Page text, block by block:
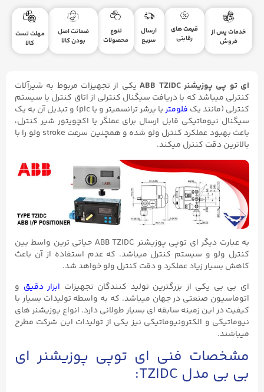
خدمات پس از
فروش
قیمت های
رقابتی
ارسال
سریع
تنوع
محصولات
ضمانت اصل
بودن کالا
مهلت تست
کالا
ای تو پی پوزیشنر ABB TZIDC
یکی از تجهیزات مربوط به شیرآلات
کنترلی میباشد که با دریافت سیگنال کنترلی از اتاق کنترل یا سیستم
کنترلی (مانند یک فلومتر
یا پرشر ترانسمیتر و یا plc) و تبدیل آن به یک
سیگنال نیوماتیکی قابل ارسال برای عملگر یا اکچویتور شیر کنترل،
باعث بهبود عملکرد کنترل ولو شده و همچنین سرعت stroke ولو را با
بالاترین دقت کنترل میکند.
به عبارت دیگر ای توپی پوزیشنر ABB TZIDC حیاتی ترین واسط بین
کنترل ولو و سیستم کنترل میباشد. که عدم استفاده از آن باعث
کاهش بسیار زیاد عملکرد و دقت کنترل ولو خواهد شد.
ای بی بی یکی از بزرگترین تولید کنندگان تجهیزات ابزار دقیق و
اتوماسیون صنعتی در جهان میباشد. که به واسطه تولیدات بسیار با
کیفیت در این زمینه سابقه ای بسیار طولانی دارد. انواع پوزیشنر های
نیوماتیکی و الکترونیوماتیکی نیز یکی از تولیدات این شرکت مطرح
میباشند.
مشخصات فنی ای توپی پوزیشنر ای
بی بی مدل TZIDC: